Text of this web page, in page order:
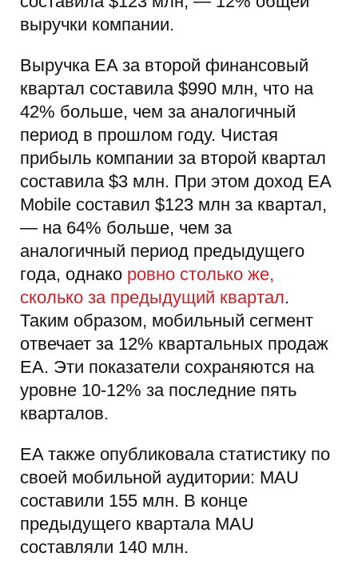
выручки компании.
Выручка EA за второй финансовый
квартал составила $990 млн, что на
42% больше, чем за аналогичный
период в прошлом году. Чистая
прибыль компании за второй квартал
составила $3 млн. При этом доход EA
Mobile составил $123 млн за квартал,
— на 64% больше, чем за
аналогичный период предыдущего
года, однако ровно столько же,
сколько за предыдущий квартал.
Таким образом, мобильный сегмент
отвечает за 12% квартальных продаж
EA. Эти показатели сохраняются на
уровне 10-12% за последние пять
кварталов.
EA также опубликовала статистику по
своей мобильной аудитории: МАU
составили 155 млн. В конце
предыдущего квартала MAU
составляли 140 млн.